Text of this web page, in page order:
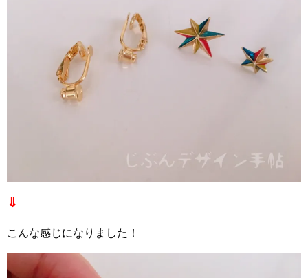
⇓
こんな感じになりました！